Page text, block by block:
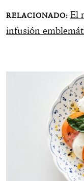
El
infusión